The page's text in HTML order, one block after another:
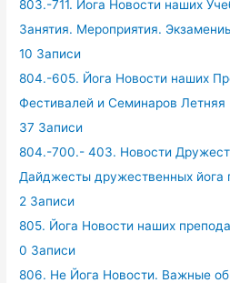
803.-711. Йога Новости наших
Занятия. Мероприятия.
10 Записи
804.-605. Йога Новости наших
Фестивалей и Семинаров Летняя
37 Записи
804.-700.- 403. Новости
Дайджесты дружественных йога
2 Записи
805. Йога Новости наших
0 Записи
806. Не Йога Новости. Важные